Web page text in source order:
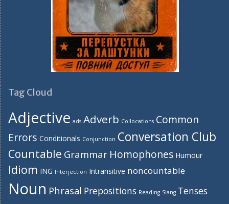
Tag Cloud
Adjective ads Adverb Collocations Common
Errors Conditionals Conjunction Conversation Club
Countable Grammar Homophones Humour
Idiom ING Interjection Intransitive noncountable
Noun Phrasal Prepositions Reading Slang Tenses